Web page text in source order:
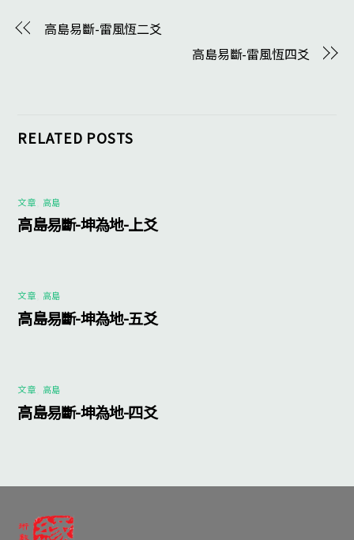
高島易斷-雷風恆二爻
高島易斷-雷風恆四爻
RELATED POSTS
文章 高島
高島易斷-坤為地-上爻
文章 高島
高島易斷-坤為地-五爻
文章 高島
高島易斷-坤為地-四爻